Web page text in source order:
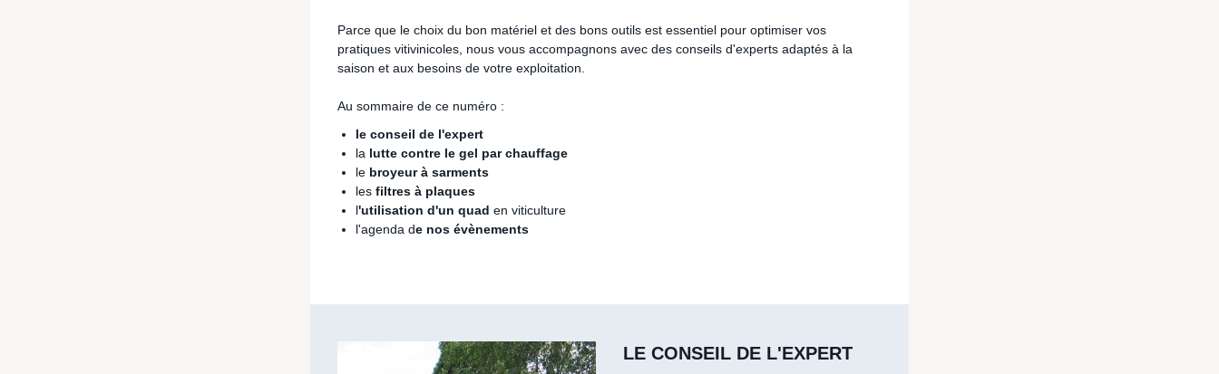
Parce que le choix du bon matériel et des bons outils est essentiel pour optimiser vos
pratiques vitivinicoles, nous vous accompagnons avec des conseils d'experts adaptés à la
saison et aux besoins de votre exploitation.
Au sommaire de ce numéro :
le conseil de l'expert
la lutte contre le gel par chauffage
le broyeur à sarments
les filtres à plaques
l'utilisation d'un quad en viticulture
l'agenda de nos évènements
LE CONSEIL DE L'EXPERT